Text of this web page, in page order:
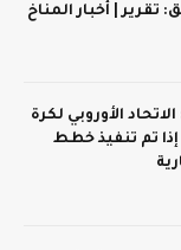
تقرير | أخبار المناخ
الأوروبي لكرة
تم تنفيذ خطط